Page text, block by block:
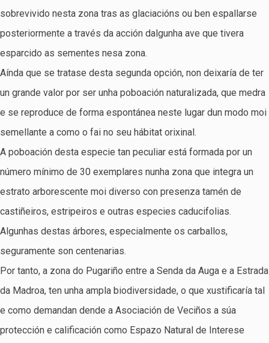
sobrevivido nesta zona tras as glaciacións ou ben espallarse
posteriormente a través da acción dalgunha ave que tivera
esparcido as sementes nesa zona.
Aínda que se tratase desta segunda opción, non deixaría de ter
un grande valor por ser unha poboación naturalizada, que medra
e se reproduce de forma espontánea neste lugar dun modo moi
semellante a como o fai no seu hábitat orixinal.
A poboación desta especie tan peculiar está formada por un
número mínimo de 30 exemplares nunha zona que integra un
estrato arborescente moi diverso con presenza tamén de
castiñeiros, estripeiros e outras especies caducifolias.
Algunhas destas árbores, especialmente os carballos,
seguramente son centenarias.
Por tanto, a zona do Pugariño entre a Senda da Auga e a Estrada
da Madroa, ten unha ampla biodiversidade, o que xustificaría tal
e como demandan dende a Asociación de Veciños a súa
protección e calificación como Espazo Natural de Interese